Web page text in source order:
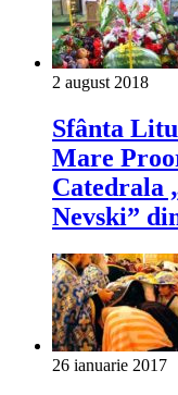
2 august 2018
Sfânta
Mare
Catedrala
Nevski”
26 ianuarie 2017